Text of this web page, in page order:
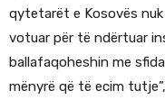
qytetarët e Kosovës nuk
votuar për të ndërtuar
ballafaqoheshin me
mënyrë që të ecim